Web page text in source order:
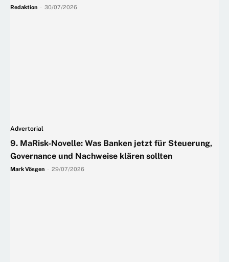
Redaktion 30/07/2026
Advertorial
9. MaRisk-Novelle: Was Banken jetzt für Steuerung,
Governance und Nachweise klären sollten
Mark Vösgen 29/07/2026